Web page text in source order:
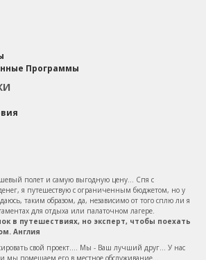
Программы
полет и самую выгодную цену... Спя с
я путешествую с ограниченным бюджетом, но у
таким образом, да, независимо от того сплю ли я
для отдыха или палаточном лагере.
в путешествиях, но эксперт, чтобы поехать
Англия
свой проект.... Мы - Ваш лучший друг... У нас
мы помещаем его в местное обслуживание...